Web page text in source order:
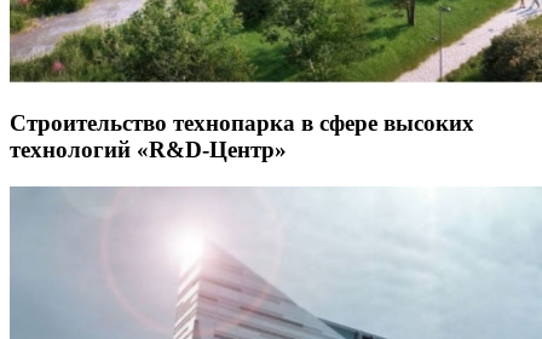
Строительство технопарка в сфере высоких
технологий «R&D-Центр»